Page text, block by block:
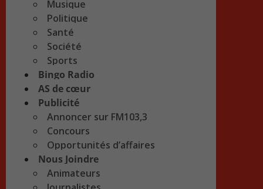
Musique
Politique
Santé
Société
Sports
Bingo Radio
AS de cœur
Publicité
Annoncer sur FM103,3
Concours
Opportunités d’affaires
Nous Joindre
Animateurs